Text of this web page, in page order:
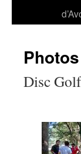
Disc